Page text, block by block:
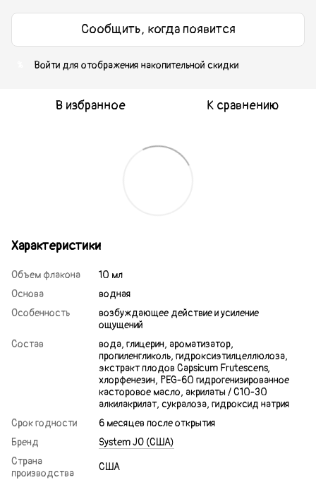
Сообщить, когда появится
Войти для отображения накопительной скидки
В избранное К сравнению
Характеристики
Объем флакона
10 мл
Основа
водная
Особенность
возбуждающее действие и усиление
ощущений
Состав
вода, глицерин, ароматизатор,
пропиленгликоль, гидроксиэтилцеллюлоза,
экстракт плодов Capsicum Frutescens,
хлорфенезин, PEG-60 гидрогенизированное
касторовое масло, акрилаты / C10-30
алкилакрилат, сукралоза, гидроксид натрия
Срок годности
6 месяцев после открытия
Бренд
System JO (США)
Страна
производства
США